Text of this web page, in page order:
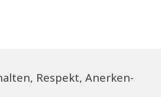
Respekt, Aner­ken­